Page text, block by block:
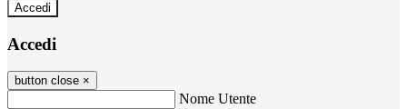
Accedi
Accedi
button close ×
Nome Utente